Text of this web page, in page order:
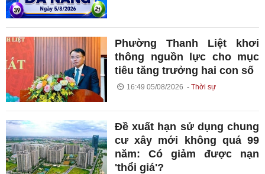
Phường Thanh Liệt khơi
thông nguồn lực cho mục
tiêu tăng trưởng hai con số
16:49 05/08/2026 Thời sự
Đề xuất hạn sử dụng chung
cư xây mới không quá 99
năm: Có giảm được nạn
'thổi giá'?